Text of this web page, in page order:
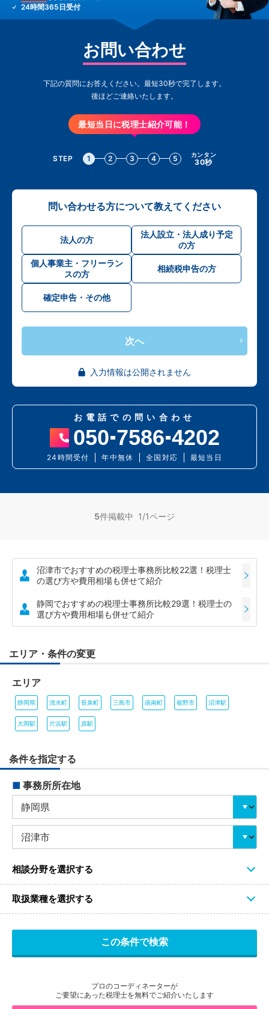
24時間365日受付
お問い合わせ
下記の質問にお答えください。最短30秒で完了します。
後ほどご連絡いたします。
最短当日に税理士紹介可能！
STEP 1 2 3 4 5 カンタン
30秒
問い合わせる方について教えてください
法人の方
法人設立・法人成り予定
の方
個人事業主・フリーラン
スの方
相続税申告の方
確定申告・その他
次へ
入力情報は公開されません
お電話での問い合わせ
050 7586 4202
24時間受付 年中無休 全国対応 最短当日
5件掲載中 1/1ページ
沼津市でおすすめの税理士事務所比較22選！税理士
の選び方や費用相場も併せて紹介
静岡でおすすめの税理士事務所比較29選！税理士の
選び方や費用相場も併せて紹介
エリア・条件の変更
エリア
静岡県 清水町 長泉町 三島市 函南町 裾野市 沼津駅
大岡駅 片浜駅 原駅
条件を指定する
■ 事務所所在地
相談分野を選択する
取扱業種を選択する
プロのコーディネーターが
ご要望にあった税理士を無料でご紹介いたします